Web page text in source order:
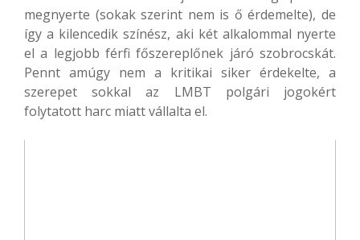
megnyerte (sokak szerint nem is ő érdemelte), de
így a kilencedik színész, aki két alkalommal nyerte
el a legjobb férfi főszereplőnek járó szobrocskát.
Pennt amúgy nem a kritikai siker érdekelte, a
szerepet sokkal az LMBT polgári jogokért
folytatott harc miatt vállalta el.